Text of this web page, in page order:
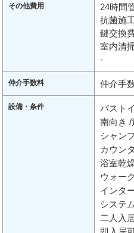
その他費用
24時間
抗菌施
鍵交換
室内清
-
仲介手数料 仲介手
設備・条件 バスト
南向き
シャン
カウン
浴室乾
ウォー
インタ
システ
二人入